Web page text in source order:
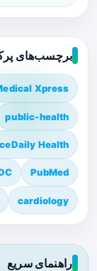
برچسب‌های
Xpress
public-health
Health
PubMed
cardiology
راهنمای سریع